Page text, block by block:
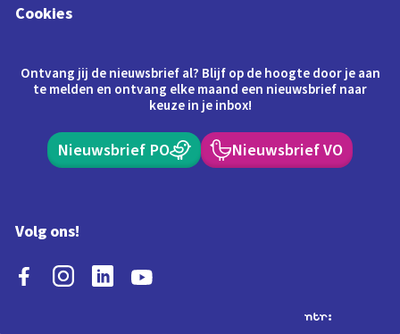
Cookies
Ontvang jij de nieuwsbrief al? Blijf op de hoogte door je aan
te melden en ontvang elke maand een nieuwsbrief naar
keuze in je inbox!
Nieuwsbrief PO Nieuwsbrief VO
Volg ons!